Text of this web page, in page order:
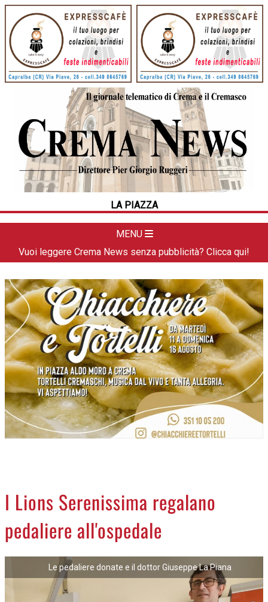
LA PIAZZA
MENU
HOME
CRONACA
POLITICA
LA FOTO
DAL TERRITORIO
APPUNTAMENTI
CREMASCO
OROSCOPO
LA PIAZZA
ANIMALI
NECROLOGI
ACCEDI
Vuoi leggere Crema News senza pubblicità? Clicca qui!
I Lions Serenissima regalano
pedaliere all'ospedale
Le pedaliere donate e il dottor Giuseppe La Piana